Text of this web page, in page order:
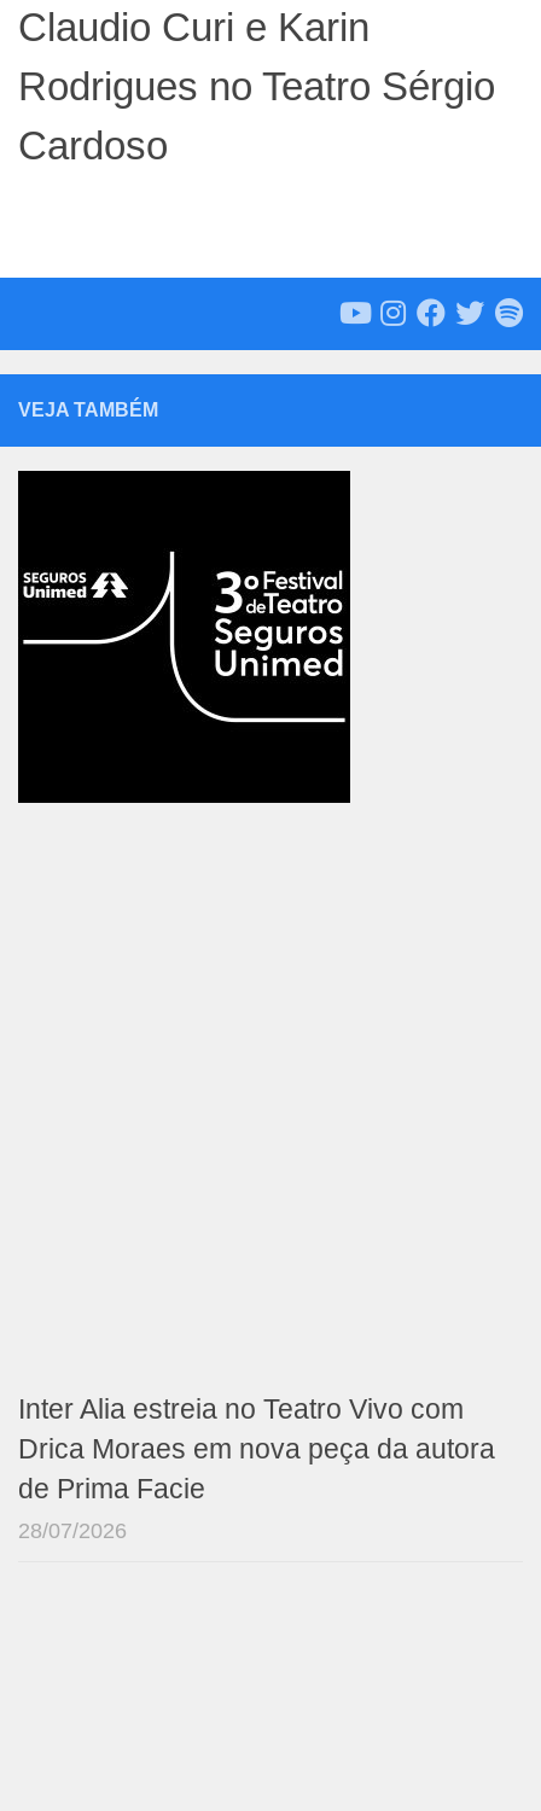
Claudio Curi e Karin
Rodrigues no Teatro Sérgio
Cardoso
VEJA TAMBÉM
Inter Alia estreia no Teatro Vivo com
Drica Moraes em nova peça da autora
de Prima Facie
28/07/2026